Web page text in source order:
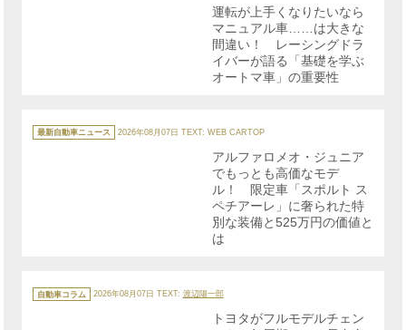
運転が上手くなりたいなら
マニュアル車……は大きな
間違い！ レーシングドラ
イバーが語る「基礎を学ぶ
オートマ車」の重要性
カ
テ
ゴ
最新自動車ニュース 2026年08月07日 TEXT: WEB CARTOP
アルファロメオ・ジュニア
でもっとも高価なモデ
ル！ 限定車「スポルト ス
ペチアーレ」に奢られた特
別な装備と525万円の価値と
は
テ
ゴ
自動車コラム 2026年08月07日 TEXT: 渡辺陽一郎
トヨタがフルモデルチェン